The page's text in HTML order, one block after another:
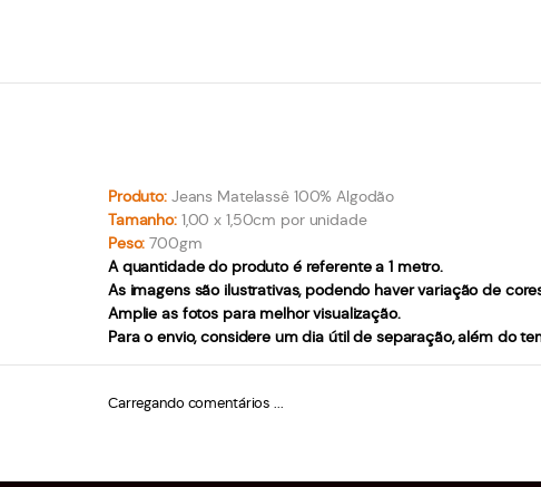
Produto: Jeans Matelassê 100% Algodão
Tamanho: 1,00 x 1,50cm por unidade
Peso: 700gm
A quantidade do produto é referente a 1 metro.
As imagens são ilustrativas, podendo haver variação de
Amplie as fotos para melhor visualização.
Para o envio, considere um dia útil de separação, além do
Carregando comentários ...